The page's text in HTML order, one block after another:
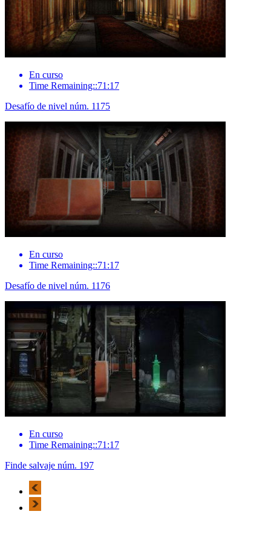
En curso
Time Remaining::71:17
Desafío de nivel núm. 1175
En curso
Time Remaining::71:17
Desafío de nivel núm. 1176
En curso
Time Remaining::71:17
Finde salvaje núm. 197